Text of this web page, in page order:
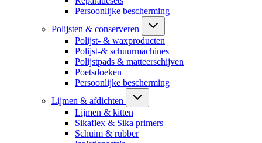
Persoonlijke bescherming
Polijsten & conserveren
Polijst- & waxproducten
Polijst-& schuurmachines
Polijstpads & matteerschijven
Poetsdoeken
Persoonlijke bescherming
Lijmen & afdichten
Lijmen & kitten
Sikaflex & Sika primers
Schuim & rubber